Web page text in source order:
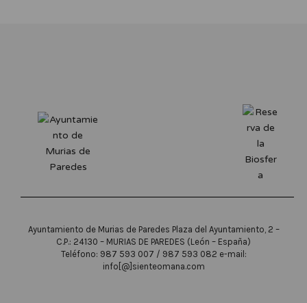
Ayuntamiento de Murias de Paredes Plaza del Ayuntamiento, 2 –
C.P.: 24130 – MURIAS DE PAREDES (León – España)
Teléfono: 987 593 007 / 987 593 082 e-mail:
info[@]sienteomana.com